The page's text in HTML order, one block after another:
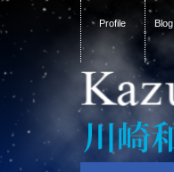
Profile